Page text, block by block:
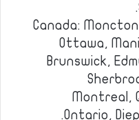
Canada:
Ottawa,
Brunswick,
Montreal,
Ontario,